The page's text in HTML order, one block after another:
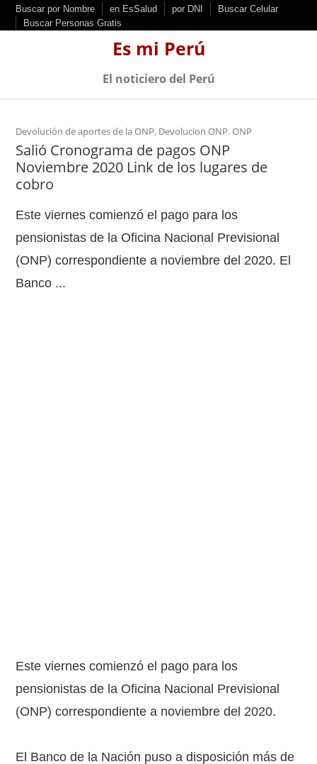
k
Buscar por Nombre en EsSalud por DNI
Buscar Celular
Buscar Personas Gratis
Es mi Perú
El noticiero del Perú
Devolución de aportes de la ONP, Devolucion ONP,ONP
Salió Cronograma de pagos ONP
Noviembre 2020 Link de los lugares de
cobro
Este viernes comienzó el pago para los
pensionistas de la Oficina Nacional Previsional
(ONP) correspondiente a noviembre del 2020. El
Banco ...
Este viernes comienzó el pago para los
pensionistas de la Oficina Nacional Previsional
(ONP) correspondiente a noviembre del 2020.
El Banco de la Nación puso a disposición más de